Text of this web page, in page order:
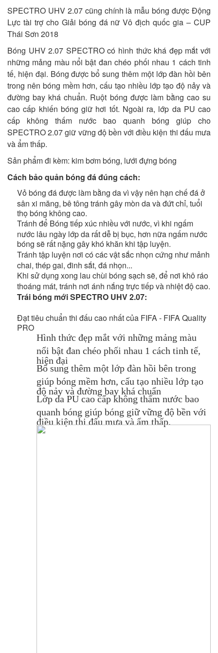
SPECTRO UHV 2.07 cũng chính là mẫu bóng được Động
Lực tài trợ cho Giải bóng đá nữ Vô địch quốc gia – CUP
Thái Sơn 2018
Bóng UHV 2.07 SPECTRO có hình thức khá đẹp mắt với
những mảng màu nổi bật đan chéo phối nhau 1 cách tinh
tế, hiện đại. Bóng được bổ sung thêm một lớp đàn hồi bên
trong nên bóng mềm hơn, cấu tạo nhiều lớp tạo độ nảy và
đường bay khá chuẩn. Ruột bóng được làm bằng cao su
cao cấp khiến bóng giữ hơi tốt. Ngoài ra, lớp da PU cao
cấp không thấm nước bao quanh bóng giúp cho
SPECTRO 2.07 giữ vững độ bền với điều kiện thi đấu mưa
và ẩm thấp.
Sản phẩm đi kèm: kim bơm bóng, lưới đựng bóng
Cách bảo quản bóng đá đúng cách:
Vỏ bóng đá được làm bằng da vì vậy nên hạn chế đá ở
sân xi măng, bê tông tránh gây mòn da và đứt chỉ, tuổi
thọ bóng không cao.
Tránh để Bóng tiếp xúc nhiều với nước, vì khi ngấm
nước lâu ngày lớp da rất dễ bị bục, hơn nữa ngấm nước
bóng sẽ rất nặng gây khó khăn khi tập luyện.
Tránh tập luyện nơi có các vật sắc nhọn cứng như mảnh
chai, thép gai, đinh sắt, đá nhọn...
Khi sử dụng xong lau chùi bóng sạch sẽ, để nơi khô ráo
thoáng mát, tránh nơi ánh nắng trực tiếp và nhiệt độ cao.
Trái bóng mới SPECTRO UHV 2.07:
Đạt tiêu chuẩn thi đấu cao nhất của FIFA - FIFA Quality
PRO
Hình thức đẹp mắt với những mảng màu
nổi bật đan chéo phối nhau 1 cách tinh tế,
hiện đại
Bổ sung thêm một lớp đàn hồi bên trong
giúp bóng mềm hơn, cấu tạo nhiều lớp tạo
độ nảy và đường bay khá chuẩn
Lớp da PU cao cấp không thấm nước bao
quanh bóng giúp bóng giữ vững độ bền với
điều kiện thi đấu mưa và ẩm thấp.